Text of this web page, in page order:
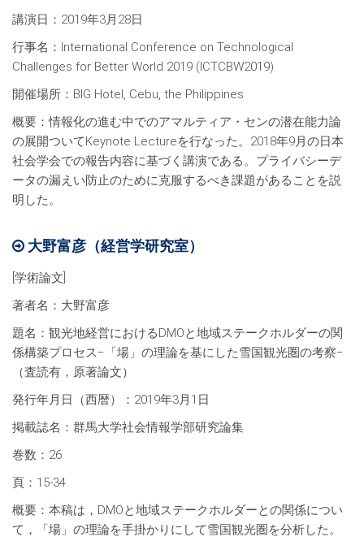
講演日：2019年3月28日
行事名：International Conference on Technological
Challenges for Better World 2019 (ICTCBW2019)
開催場所：BIG Hotel, Cebu, the Philippines
概要：情報化の進む中でのアマルティア・センの潜在能力論
の展開ついてKeynote Lectureを行なった。2018年9月の日本
社会学会での報告内容に基づく講演である。プライバシーデ
ータの漏えい防止のために克服するべき課題があることを説
明した。
大野富彦（経営学研究室）
[学術論文]
著者名：大野富彦
題名：観光地経営におけるDMOと地域ステークホルダーの関
係構築プロセス−「場」の理論を基にした雪国観光圏の考察−
（査読有，原著論文）
発行年月日（西暦）：2019年3月1日
掲載誌名：群馬大学社会情報学部研究論集
巻数：26
頁：15-34
概要：本稿は，DMOと地域ステークホルダーとの関係につい
て，「場」の理論を手掛かりにして雪国観光圏を分析した。